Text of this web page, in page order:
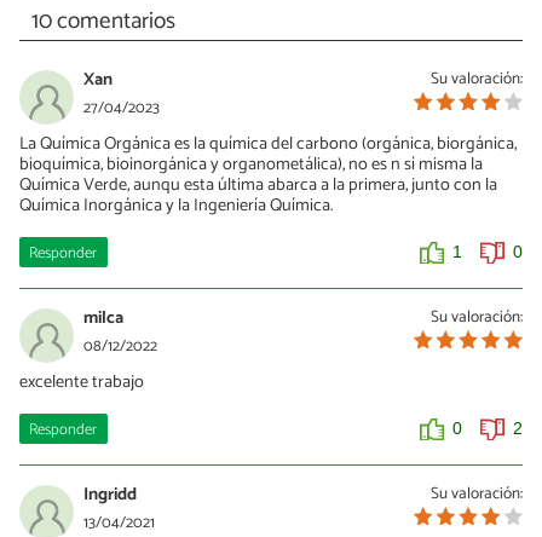
10 comentarios
Su valoración:
Xan
27/04/2023
La Química Orgánica es la química del carbono (orgánica, biorgánica,
bioquímica, bioinorgánica y organometálica), no es n sí misma la
Química Verde, aunqu esta última abarca a la primera, junto con la
Química Inorgánica y la Ingeniería Química.
Responder 1 0
Su valoración:
milca
08/12/2022
excelente trabajo
Responder 0 2
Su valoración:
Ingridd
13/04/2021